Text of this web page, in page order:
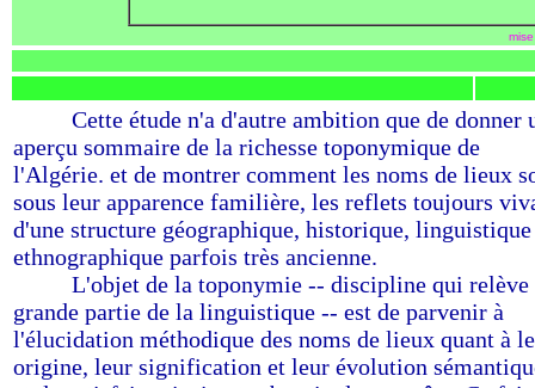
Cette étude n'a d'autre ambition que de donner
aperçu sommaire de la richesse toponymique de
l'Algérie. et de montrer comment les noms de lieux
sous leur apparence familière, les reflets toujours
d'une structure géographique, historique,
ethnographique parfois très ancienne.
L'objet de la toponymie -- discipline qui
grande partie de la linguistique -- est de parvenir à
l'élucidation méthodique des noms de lieux quant à
origine, leur signification et leur évolution